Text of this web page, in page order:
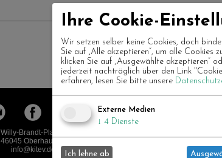
Willy-Brandt-Platz 1
46045 Oberhausen
info
kitev.de
Ihre Cookie-
Wir setzen selber keine Cookies, doch
Sie auf „Alle akzeptieren“, um alle Cookies
klicken Sie auf „Ausgewählte akzeptieren“
jederzeit nachträglich über den Link
erfahren, lesen Sie bitte unsere
Externe Medien
↓ 4 Dienste
Ich lehne ab